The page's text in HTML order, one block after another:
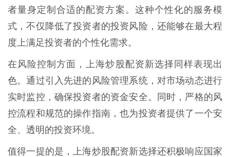
者量身定制合适的配资方案。这种个性化的服务模
式，不仅降低了投资者的投资风险，还能够在最大程
度上满足投资者的个性化需求。
在风险控制方面，上海炒股配资新选择同样表现出
色。通过引入先进的风险管理系统，对市场动态进行
实时监控，确保投资者的资金安全。同时，严格的风
控流程和规范的操作指南，也为投资者提供了一个安
全、透明的投资环境。
值得一提的是，上海炒股配资新选择还积极响应国家